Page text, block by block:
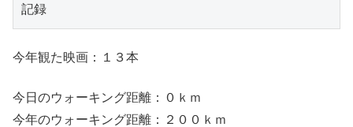
記録
今年観た映画：１３本
今日のウォーキング距離：０ｋｍ
今年のウォーキング距離：２００ｋｍ